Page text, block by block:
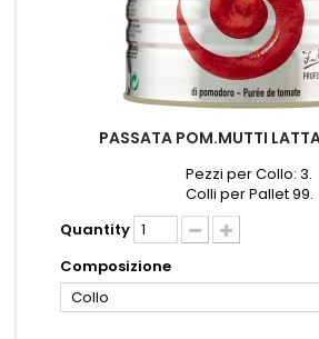
PASSATA POM.MUTTI
Pezzi per Collo: 3.
Colli per Pallet 99.
Quantity
Composizione
Collo